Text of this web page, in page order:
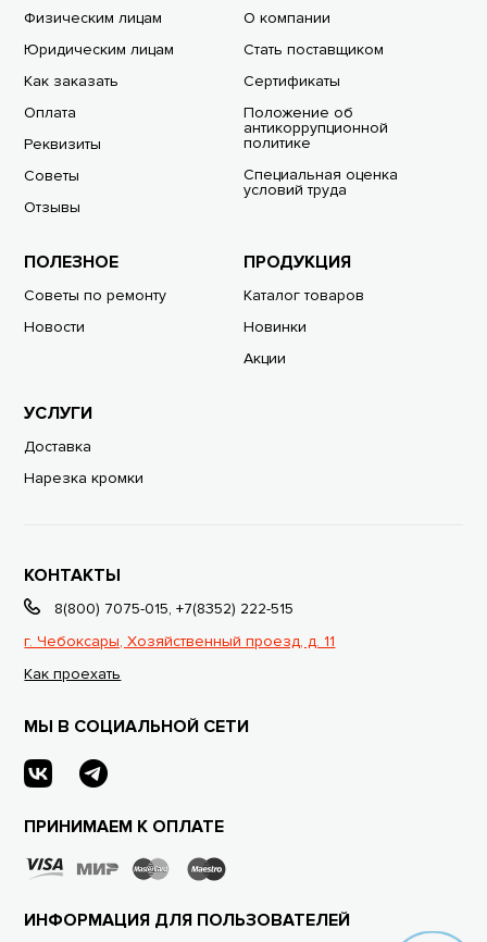
Физическим лицам
Юридическим лицам
Как заказать
Оплата
Реквизиты
Советы
Отзывы
О компании
Стать поставщиком
Сертификаты
Положение об
антикоррупционной
политике
Специальная оценка
условий труда
ПОЛЕЗНОЕ
Советы по ремонту
Новости
ПРОДУКЦИЯ
Каталог товаров
Новинки
Акции
УСЛУГИ
Доставка
Нарезка кромки
КОНТАКТЫ
8(800) 7075-015,+7(8352) 222-515
г. Чебоксары, Хозяйственный проезд, д. 11
Как проехать
МЫ В СОЦИАЛЬНОЙ СЕТИ
ПРИНИМАЕМ К ОПЛАТЕ
ИНФОРМАЦИЯ ДЛЯ ПОЛЬЗОВАТЕЛЕЙ